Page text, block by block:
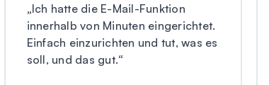
„Ich hatte die E-Mail-Funktion
innerhalb von Minuten eingerichtet.
Einfach einzurichten und tut, was es
soll, und das gut.“